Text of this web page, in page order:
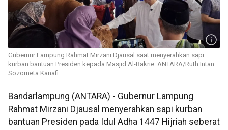
Gubernur Lampung Rahmat Mirzani Djausal saat menyerahkan sapi
kurban bantuan Presiden kepada Masjid Al-Bakrie. ANTARA/Ruth Intan
Sozometa Kanafi.
Bandarlampung (ANTARA) - Gubernur Lampung
Rahmat Mirzani Djausal menyerahkan sapi kurban
bantuan Presiden pada Idul Adha 1447 Hijriah seberat